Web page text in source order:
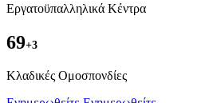
Εργατοϋπαλληλικά Κέντρα
69+3
Kλαδικές Ομοσπονδίες